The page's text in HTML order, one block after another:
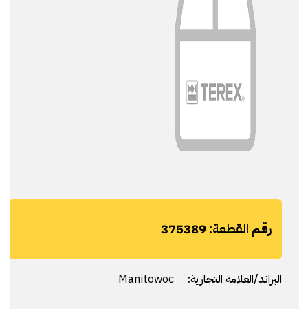
رقم القطعة:375389
البراند/العلامة التجارية: Manitowoc